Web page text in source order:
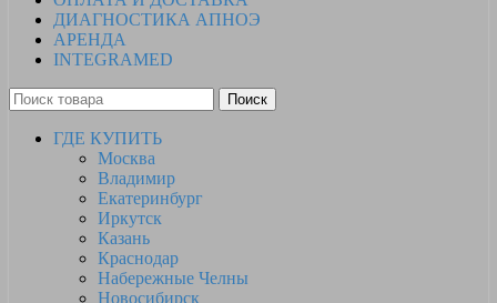
ДИАГНОСТИКА АПНОЭ
АРЕНДА
INTEGRAMED
Поиск
ГДЕ КУПИТЬ
Москва
Владимир
Екатеринбург
Иркутск
Казань
Краснодар
Набережные Челны
Новосибирск